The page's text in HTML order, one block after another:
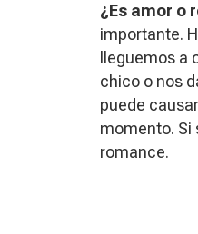
¿Es amor o
importante.
lleguemos
chico o nos
puede
momento. Si
romance.